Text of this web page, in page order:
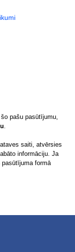
pašu pasūtījumu,
saiti, atvērsies
informāciju. Ja
formā